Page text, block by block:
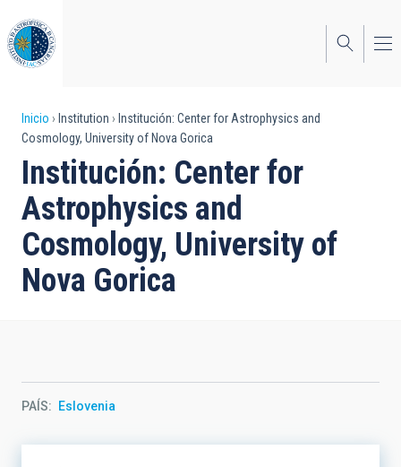
al
contenido
principal
Sobrescribir
enlaces
de
ayuda
a
la
Inicio Institution
Institución: Center for Astrophysics and
Cosmology, University of Nova Gorica
Institución: Center for
Astrophysics and
Cosmology, University of
Nova Gorica
PAÍS Eslovenia